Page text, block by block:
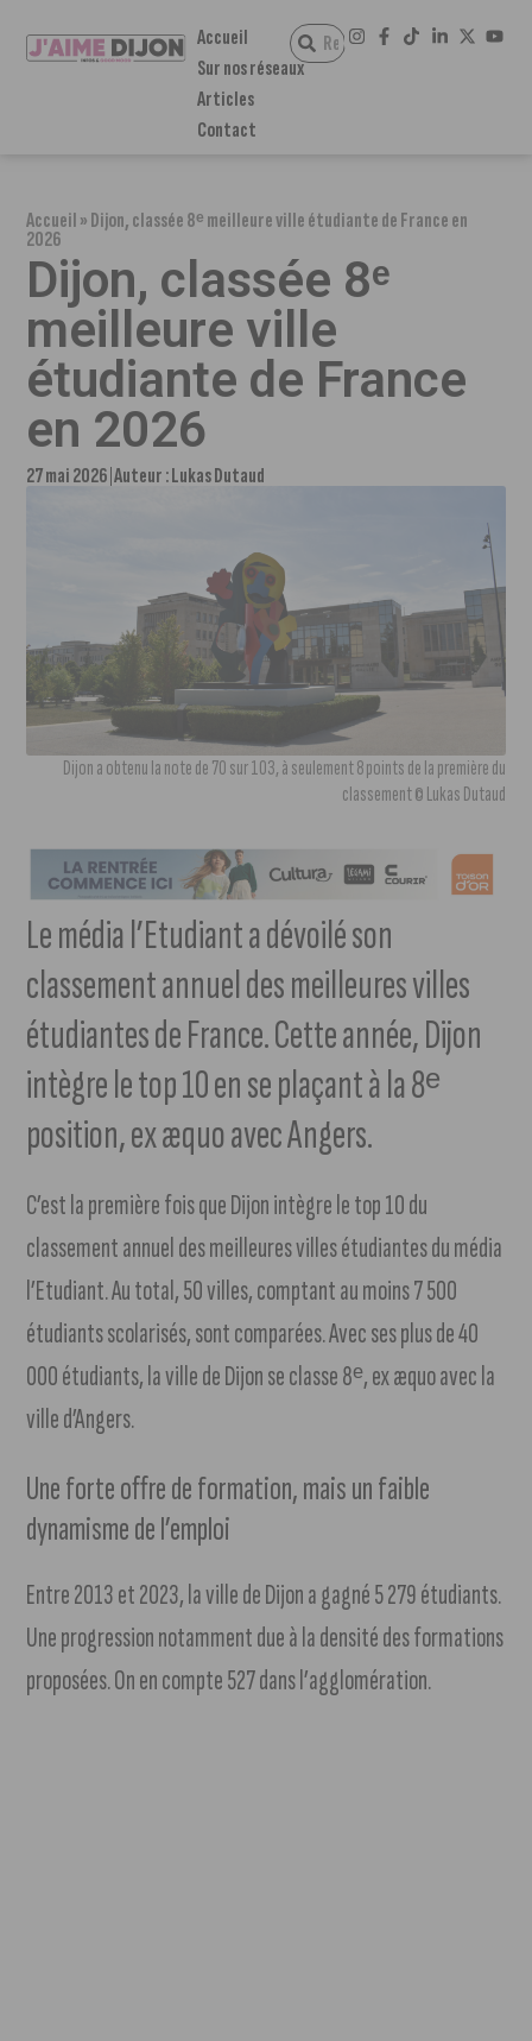
Accueil
Sur nos réseaux
Articles
Contact
Accueil»Dijon, classée 8ᵉ meilleure ville étudiante de France en
2026
Dijon, classée 8ᵉ
meilleure ville
étudiante de France
en 2026
27 mai 2026 Auteur :Lukas Dutaud
Dijon a obtenu la note de 70 sur 103, à seulement 8 points de la première du
classement © Lukas Dutaud
Le média l’Etudiant a dévoilé son
classement annuel des meilleures villes
étudiantes de France. Cette année, Dijon
intègre le top 10 en se plaçant à la 8ᵉ
position, ex æquo avec Angers.
C’est la première fois que Dijon intègre le top 10 du
classement annuel des meilleures villes étudiantes du média
l’Etudiant. Au total, 50 villes, comptant au moins 7 500
étudiants scolarisés, sont comparées. Avec ses plus de 40
000 étudiants, la ville de Dijon se classe 8ᵉ, ex æquo avec la
ville d’Angers.
Une forte offre de formation, mais un faible
dynamisme de l’emploi
Entre 2013 et 2023, la ville de Dijon a gagné 5 279 étudiants.
Une progression notamment due à la densité des formations
proposées. On en compte 527 dans l’agglomération.